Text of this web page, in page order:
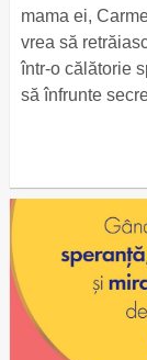
mama ei,
vrea să
într-o călătorie
să înfrunte